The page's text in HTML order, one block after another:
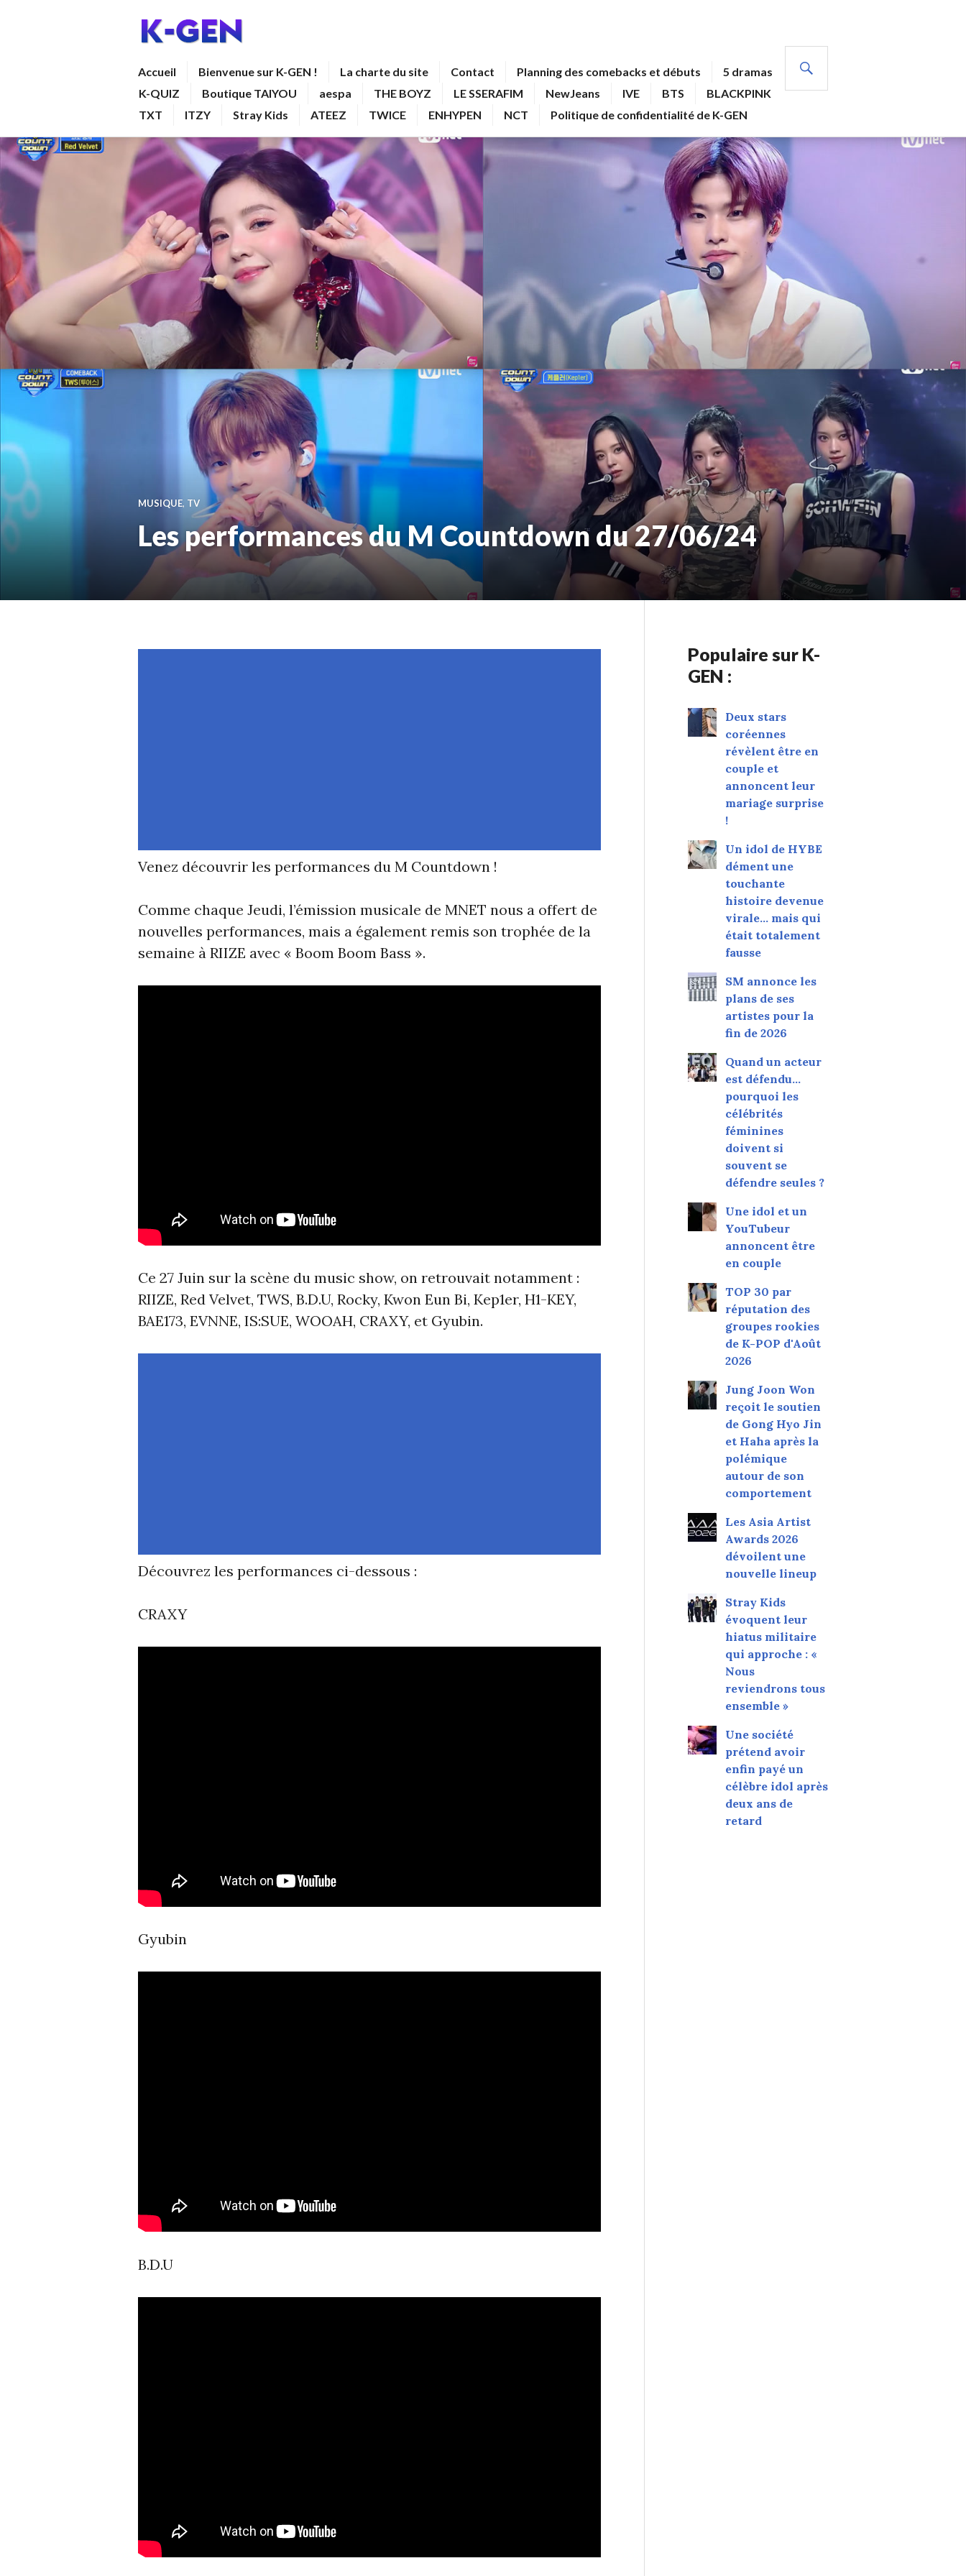
Accueil Bienvenue sur K-GEN ! La charte du site Contact Planning des comebacks et débuts
5 dramas
K-QUIZ
Boutique TAIYOU aespa THE BOYZ LE SSERAFIM NewJeans IVE BTS
BLACKPINK
TXT
ITZY Stray Kids ATEEZ TWICE ENHYPEN NCT Politique de confidentialité de K-GEN
MUSIQUE, TV
Les performances du M Countdown du 27/06/24
Venez découvrir les performances du M Countdown !
Comme chaque Jeudi, l’émission musicale de MNET nous a offert de
nouvelles performances, mais a également remis son trophée de la
semaine à RIIZE avec « Boom Boom Bass ».
Ce 27 Juin sur la scène du music show, on retrouvait notamment :
RIIZE, Red Velvet, TWS, B.D.U, Rocky, Kwon Eun Bi, Kep1er, H1-KEY,
BAE173, EVNNE, IS:SUE, WOOAH, CRAXY, et Gyubin.
Découvrez les performances ci-dessous :
CRAXY
Gyubin
B.D.U
Populaire sur K-
GEN :
Deux stars
coréennes
révèlent être en
couple et
annoncent leur
mariage surprise
!
Un idol de HYBE
dément une
touchante
histoire devenue
virale... mais qui
était totalement
fausse
SM annonce les
plans de ses
artistes pour la
fin de 2026
Quand un acteur
est défendu…
pourquoi les
célébrités
féminines
doivent si
souvent se
défendre seules ?
Une idol et un
YouTubeur
annoncent être
en couple
TOP 30 par
réputation des
groupes rookies
de K-POP d'Août
2026
Jung Joon Won
reçoit le soutien
de Gong Hyo Jin
et Haha après la
polémique
autour de son
comportement
Les Asia Artist
Awards 2026
dévoilent une
nouvelle lineup
Stray Kids
évoquent leur
hiatus militaire
qui approche : «
Nous
reviendrons tous
ensemble »
Une société
prétend avoir
enfin payé un
célèbre idol après
deux ans de
retard